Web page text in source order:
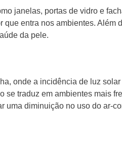
janelas, portas de vidro e
entra nos ambientes. Além
da pele.
onde a incidência de luz
se traduz em ambientes mais
uma diminuição no uso do ar-